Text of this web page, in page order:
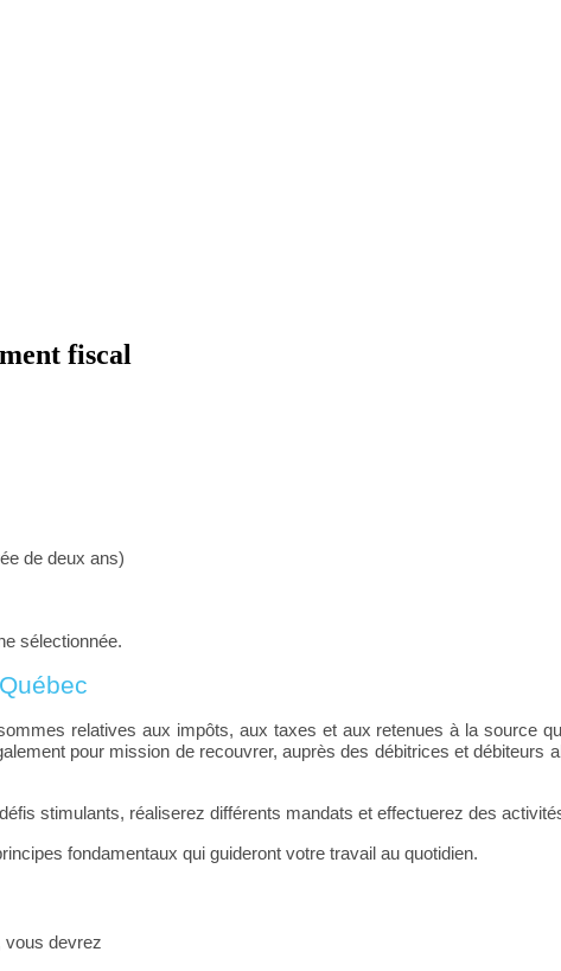
fiscal
de deux ans)
sélectionnée.
relatives aux impôts, aux taxes et aux retenues à la source
pour mission de recouvrer, auprès des débitrices et débiteurs
stimulants, réaliserez différents mandats et effectuerez des
fondamentaux qui guideront votre travail au quotidien.
vous devrez